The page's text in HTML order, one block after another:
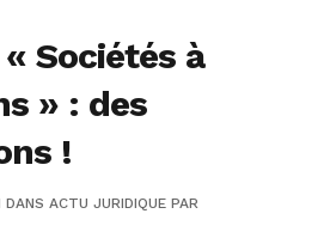
« Sociétés à
» : des
!
DANS ACTU JURIDIQUE PAR